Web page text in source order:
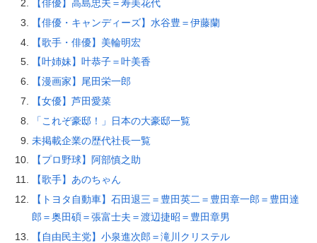
【俳優】高島忠夫＝寿美花代
【俳優・キャンディーズ】水谷豊＝伊藤蘭
【歌手・俳優】美輪明宏
【叶姉妹】叶恭子＝叶美香
【漫画家】尾田栄一郎
【女優】芦田愛菜
「これぞ豪邸！」日本の大豪邸一覧
未掲載企業の歴代社長一覧
【プロ野球】阿部慎之助
【歌手】あのちゃん
【トヨタ自動車】石田退三＝豊田英二＝豊田章一郎＝豊田達
郎＝奥田碩＝張富士夫＝渡辺捷昭＝豊田章男
【自由民主党】小泉進次郎＝滝川クリステル